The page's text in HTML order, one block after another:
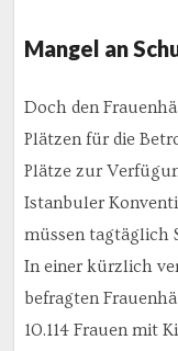
Mangel an
Doch den
Plätzen für die
Plätze zur
Istanbuler
müssen tagtäglich
In einer kürzlich
befragten
10.114 Frauen mit